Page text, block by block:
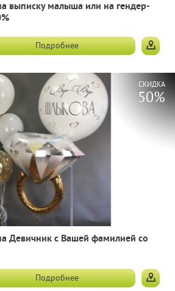
выписку малыша или на гендер-
Подробнее
СКИДКА
50%
Девичник с Вашей фамилией со
Подробнее